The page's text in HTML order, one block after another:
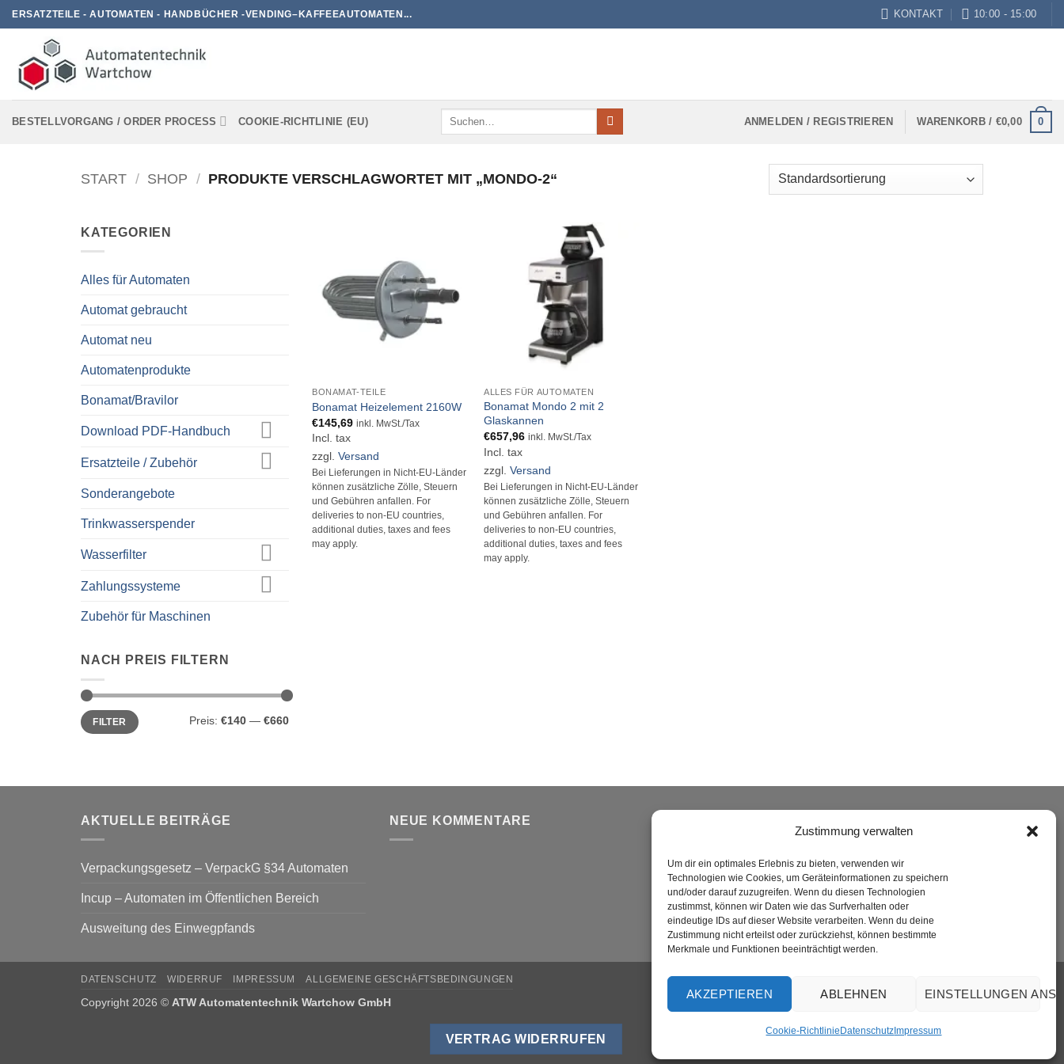
Zustimmung verwalten
Um dir ein optimales Erlebnis zu bieten, verwenden wir
Technologien wie Cookies, um Geräteinformationen zu speichern
und/oder darauf zuzugreifen. Wenn du diesen Technologien
zustimmst, können wir Daten wie das Surfverhalten oder
eindeutige IDs auf dieser Website verarbeiten. Wenn du deine
Zustimmung nicht erteilst oder zurückziehst, können bestimmte
Merkmale und Funktionen beeinträchtigt werden.
AKZEPTIEREN ABLEHNEN EINSTELLUNGEN
Cookie-Richtlinie Datenschutz Impressum
Zum
Inhalt
springen
ERSATZTEILE - AUTOMATEN - HANDBÜCHER -VENDING–KAFFEEAUTOMATEN... KONTAKT 10:00 - 15:00
BESTELLVORGANG / ORDER PROCESS COOKIE-RICHTLINIE (EU)
Suchen
ANMELDEN / REGISTRIEREN WARENKORB / €0,00 0
START / SHOP / PRODUKTE VERSCHLAGWORTET MIT „MONDO-2“
KATEGORIEN
Alles für Automaten
Automat gebraucht
Automat neu
Automatenprodukte
Bonamat/Bravilor
Download PDF-Handbuch
Ersatzteile / Zubehör
Sonderangebote
Trinkwasserspender
Wasserfilter
Zahlungssysteme
Zubehör für Maschinen
NACH PREIS FILTERN
Min.
Preis
Max.
PreisFILTER Preis: €140— €660
BONAMAT-TEILE
Bonamat Heizelement 2160W
€145,69 inkl. MwSt./Tax
Incl. tax
zzgl.Versand
Bei Lieferungen in Nicht-EU-Länder
können zusätzliche Zölle, Steuern
und Gebühren anfallen. For
deliveries to non-EU countries,
additional duties, taxes and fees
may apply.
ALLES FÜR AUTOMATEN
Bonamat Mondo 2 mit 2
Glaskannen
€657,96 inkl. MwSt./Tax
Incl. tax
zzgl.Versand
Bei Lieferungen in Nicht-EU-Länder
können zusätzliche Zölle, Steuern
und Gebühren anfallen. For
deliveries to non-EU countries,
additional duties, taxes and fees
may apply.
AKTUELLE BEITRÄGE
Verpackungsgesetz – VerpackG §34 Automaten
Incup – Automaten im Öffentlichen Bereich
Ausweitung des Einwegpfands
NEUE KOMMENTARE
PayPal MasterCardRechung GiroPay
DATENSCHUTZ WIDERRUF IMPRESSUM ALLGEMEINE GESCHÄFTSBEDINGUNGEN
Copyright 2026 © ATW Automatentechnik Wartchow GmbH
VERTRAG WIDERRUFEN